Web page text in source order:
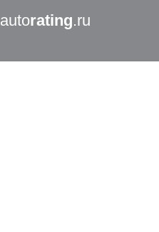
autorating.ru